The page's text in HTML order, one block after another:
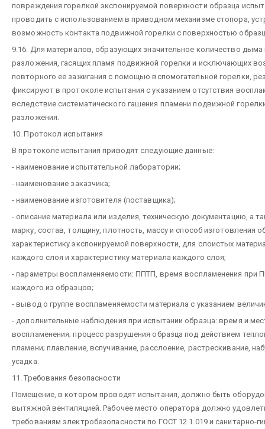
повреждения горелкой экспонируемой поверхности образца
проводить с использованием в приводном механизме стопора,
возможность контакта подвижной горелки с поверхностью
9.16. Для материалов, образующих значительное количество дыма
разложения, гасящих пламя подвижной горелки и исключающих
повторного ее зажигания с помощью вспомогательной горелки,
фиксируют в протоколе испытания с указанием отсутствия
вследствие систематического гашения пламени подвижной
разложения.
10. Протокол испытания
В протоколе испытания приводят следующие данные:
- наименование испытательной лаборатории;
- наименование заказчика;
- наименование изготовителя (поставщика);
- описание материала или изделия, техническую документацию, а
марку, состав, толщину, плотность, массу и способ изготовления
характеристику экспонируемой поверхности, для слоистых
каждого слоя и характеристику материала каждого слоя;
- параметры воспламеняемости: ППТП, время воспламенения при
каждого из образцов;
- вывод о группе воспламеняемости материала с указанием
- дополнительные наблюдения при испытании образца: время и
воспламенения; процесс разрушения образца под действием
пламени; плавление, вспучивание, расслоение, растрескивание,
усадка.
11. Требования безопасности
Помещение, в котором проводят испытания, должно быть
вытяжной вентиляцией. Рабочее место оператора должно
требованиям электробезопасности по ГОСТ 12.1.019 и санитарно-